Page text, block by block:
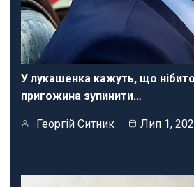
У лукашенка кажуть, що
пригожина зупинити…
Георгій Ситник Лип 1,